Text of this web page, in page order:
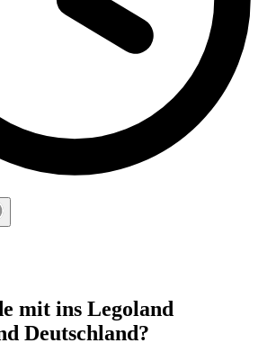
mit ins Legoland
Deutschland?